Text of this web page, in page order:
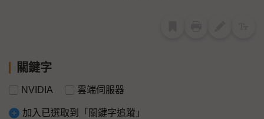
關鍵字
NVIDIA 雲端伺服器
加入已選取到「關鍵字追蹤」